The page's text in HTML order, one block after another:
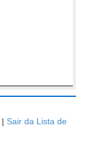
| Sair da Lista de